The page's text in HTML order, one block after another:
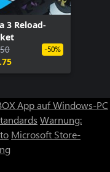
3 Reload-
-50%
App auf Windows-PC
Warnung:
Microsoft Store-